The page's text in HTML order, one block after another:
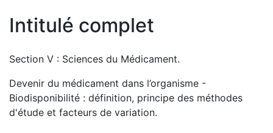
Intitulé complet
Section V : Sciences du Médicament.
Devenir du médicament dans l’organisme -
Biodisponibilité : définition, principe des méthodes
d'étude et facteurs de variation.